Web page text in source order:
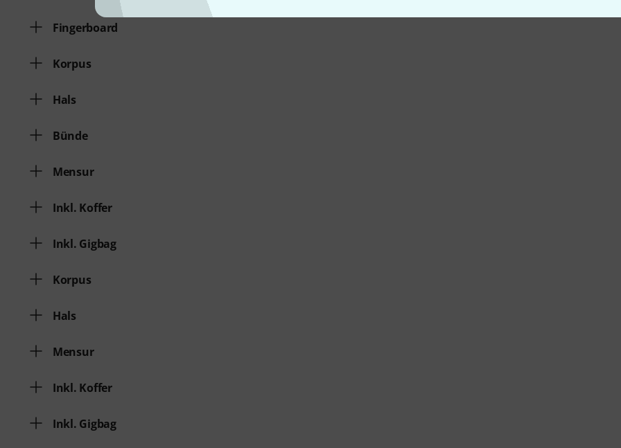
Fingerboard
Korpus
Hals
Bünde
Mensur
Inkl. Koffer
Inkl. Gigbag
Korpus
Hals
Mensur
Inkl. Koffer
Inkl. Gigbag